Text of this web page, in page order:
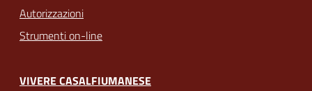
Autorizzazioni
Strumenti on-line
VIVERE CASALFIUMANESE